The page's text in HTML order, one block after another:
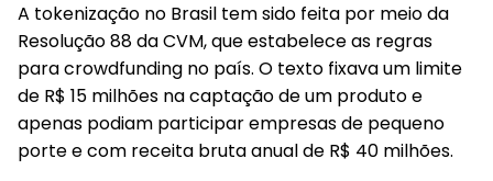
A tokenização no Brasil tem sido feita por meio da
Resolução 88 da CVM, que estabelece as regras
para crowdfunding no país. O texto fixava um limite
de R$ 15 milhões na captação de um produto e
apenas podiam participar empresas de pequeno
porte e com receita bruta anual de R$ 40 milhões.